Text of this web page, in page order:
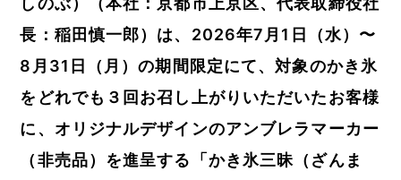
長：稲田慎一郎）は、2026年7月1日（水）〜
8月31日（月）の期間限定にて、対象のかき氷
をどれでも３回お召し上がりいただいたお客様
に、オリジナルデザインのアンブレラマーカー
（非売品）を進呈する「かき氷三昧（ざんま